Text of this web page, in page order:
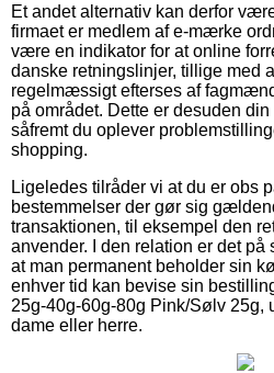
Et andet alternativ kan derfor
firmaet er medlem af e-mærke
være en indikator for at online
danske retningslinjer, tillige med
regelmæssigt efterses af
på området. Dette er desuden
såfremt du oplever
shopping.
Ligeledes tilråder vi at du er obs
bestemmelser der gør sig
transaktionen, til eksempel den
anvender. I den relation er det på
at man permanent beholder sin
enhver tid kan bevise sin
25g-40g-60g-80g Pink/Sølv 25g,
dame eller herre.